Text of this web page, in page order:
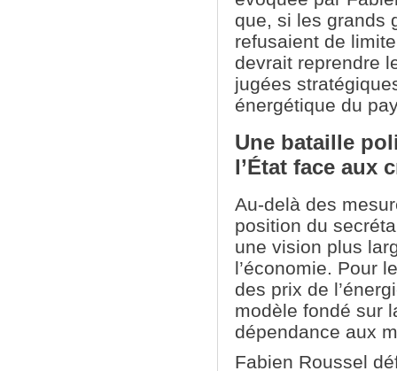
que, si les grands
refusaient de
devrait reprendre
jugées
énergétique du
Une bataille
l’État face aux
Au-delà des
position du
une vision plus
l’économie. Pour
des prix de
modèle fondé sur
dépendance aux
Fabien Roussel